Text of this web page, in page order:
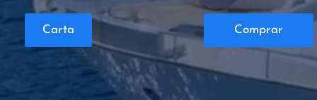
Carta Comprar